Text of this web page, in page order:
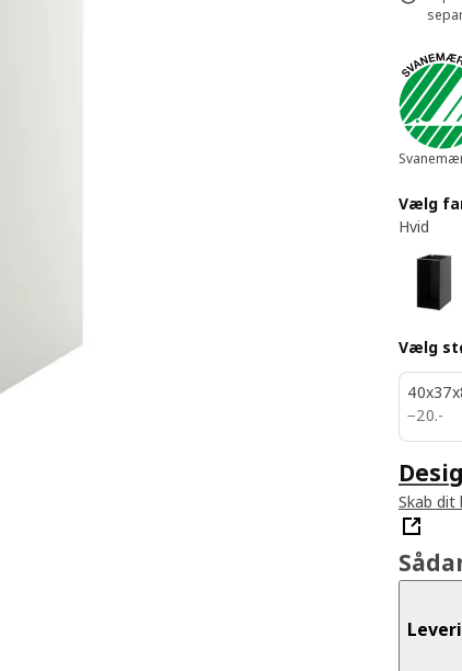
Vælg
Hvid
Vælg
−20.-
20.-
Skab